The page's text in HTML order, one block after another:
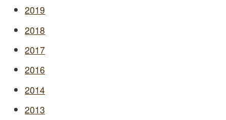
2019
2018
2017
2016
2014
2013